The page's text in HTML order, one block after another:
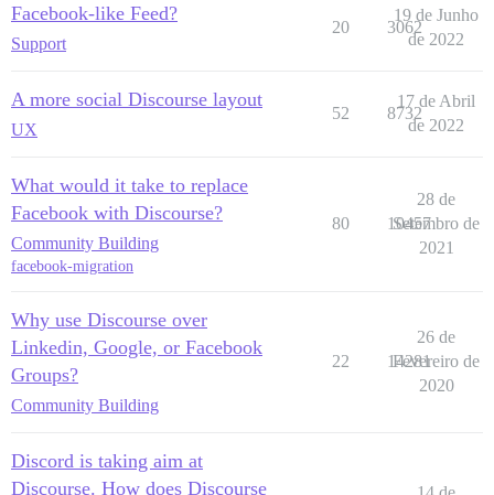
Facebook-like Feed?
Support
20 3062
19 de Junho
de 2022
A more social Discourse layout
UX
52 8732
17 de Abril
de 2022
What would it take to replace
Facebook with Discourse?
Community Building
facebook-migration
80 10457
28 de
Setembro de
2021
Why use Discourse over
Linkedin, Google, or Facebook
Groups?
Community Building
22 14281
26 de
Fevereiro de
2020
Discord is taking aim at
Discourse. How does Discourse